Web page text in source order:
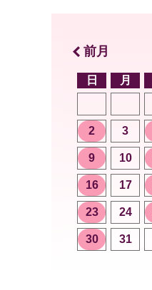
日 月
2 3
9 10
16 17
23 24
30 31
前月